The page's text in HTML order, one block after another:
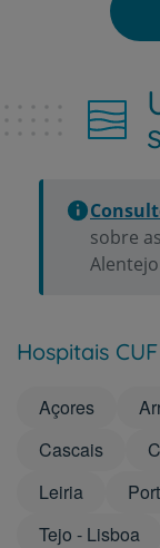
sobre
Hospitais CUF
Açores
Cascais
Leiria
Tejo - Lisboa